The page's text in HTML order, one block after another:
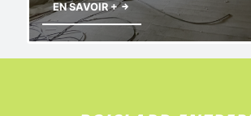
EN SAVOIR +